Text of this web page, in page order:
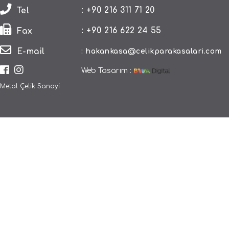
Tel : +90 216 311 71 20
Fax : +90 216 622 24 55
E-mail : hakankasa@celikparakasalari.com
Web Tasarım :
Metal Çelik Sanayi